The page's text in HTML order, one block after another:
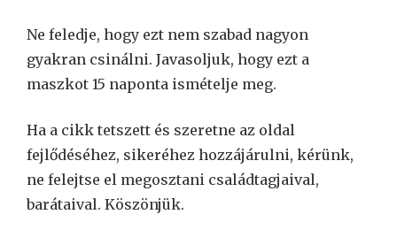
Ne feledje, hogy ezt nem szabad nagyon
gyakran csinálni. Javasoljuk, hogy ezt a
maszkot 15 naponta ismételje meg.
Ha a cikk tetszett és szeretne az oldal
fejlődéséhez, sikeréhez hozzájárulni, kérünk,
ne felejtse el megosztani családtagjaival,
barátaival. Köszönjük.